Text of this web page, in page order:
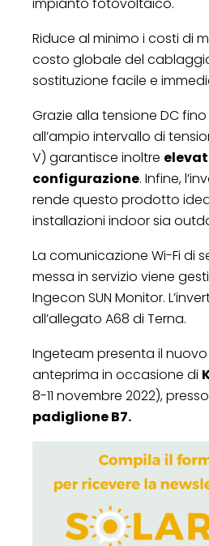
Riduce al minimo i costi di
costo globale del
sostituzione facile e
Grazie alla tensione DC fino
all’ampio intervallo di
V) garantisce inoltre
configurazione. Infine,
rende questo prodotto
installazioni indoor sia
La comunicazione Wi-Fi di
messa in servizio viene
Ingecon SUN Monitor.
all’allegato A68 di Terna.
Ingeteam presenta il nuovo
anteprima in occasione di
8-11 novembre 2022), presso
padiglione B7.